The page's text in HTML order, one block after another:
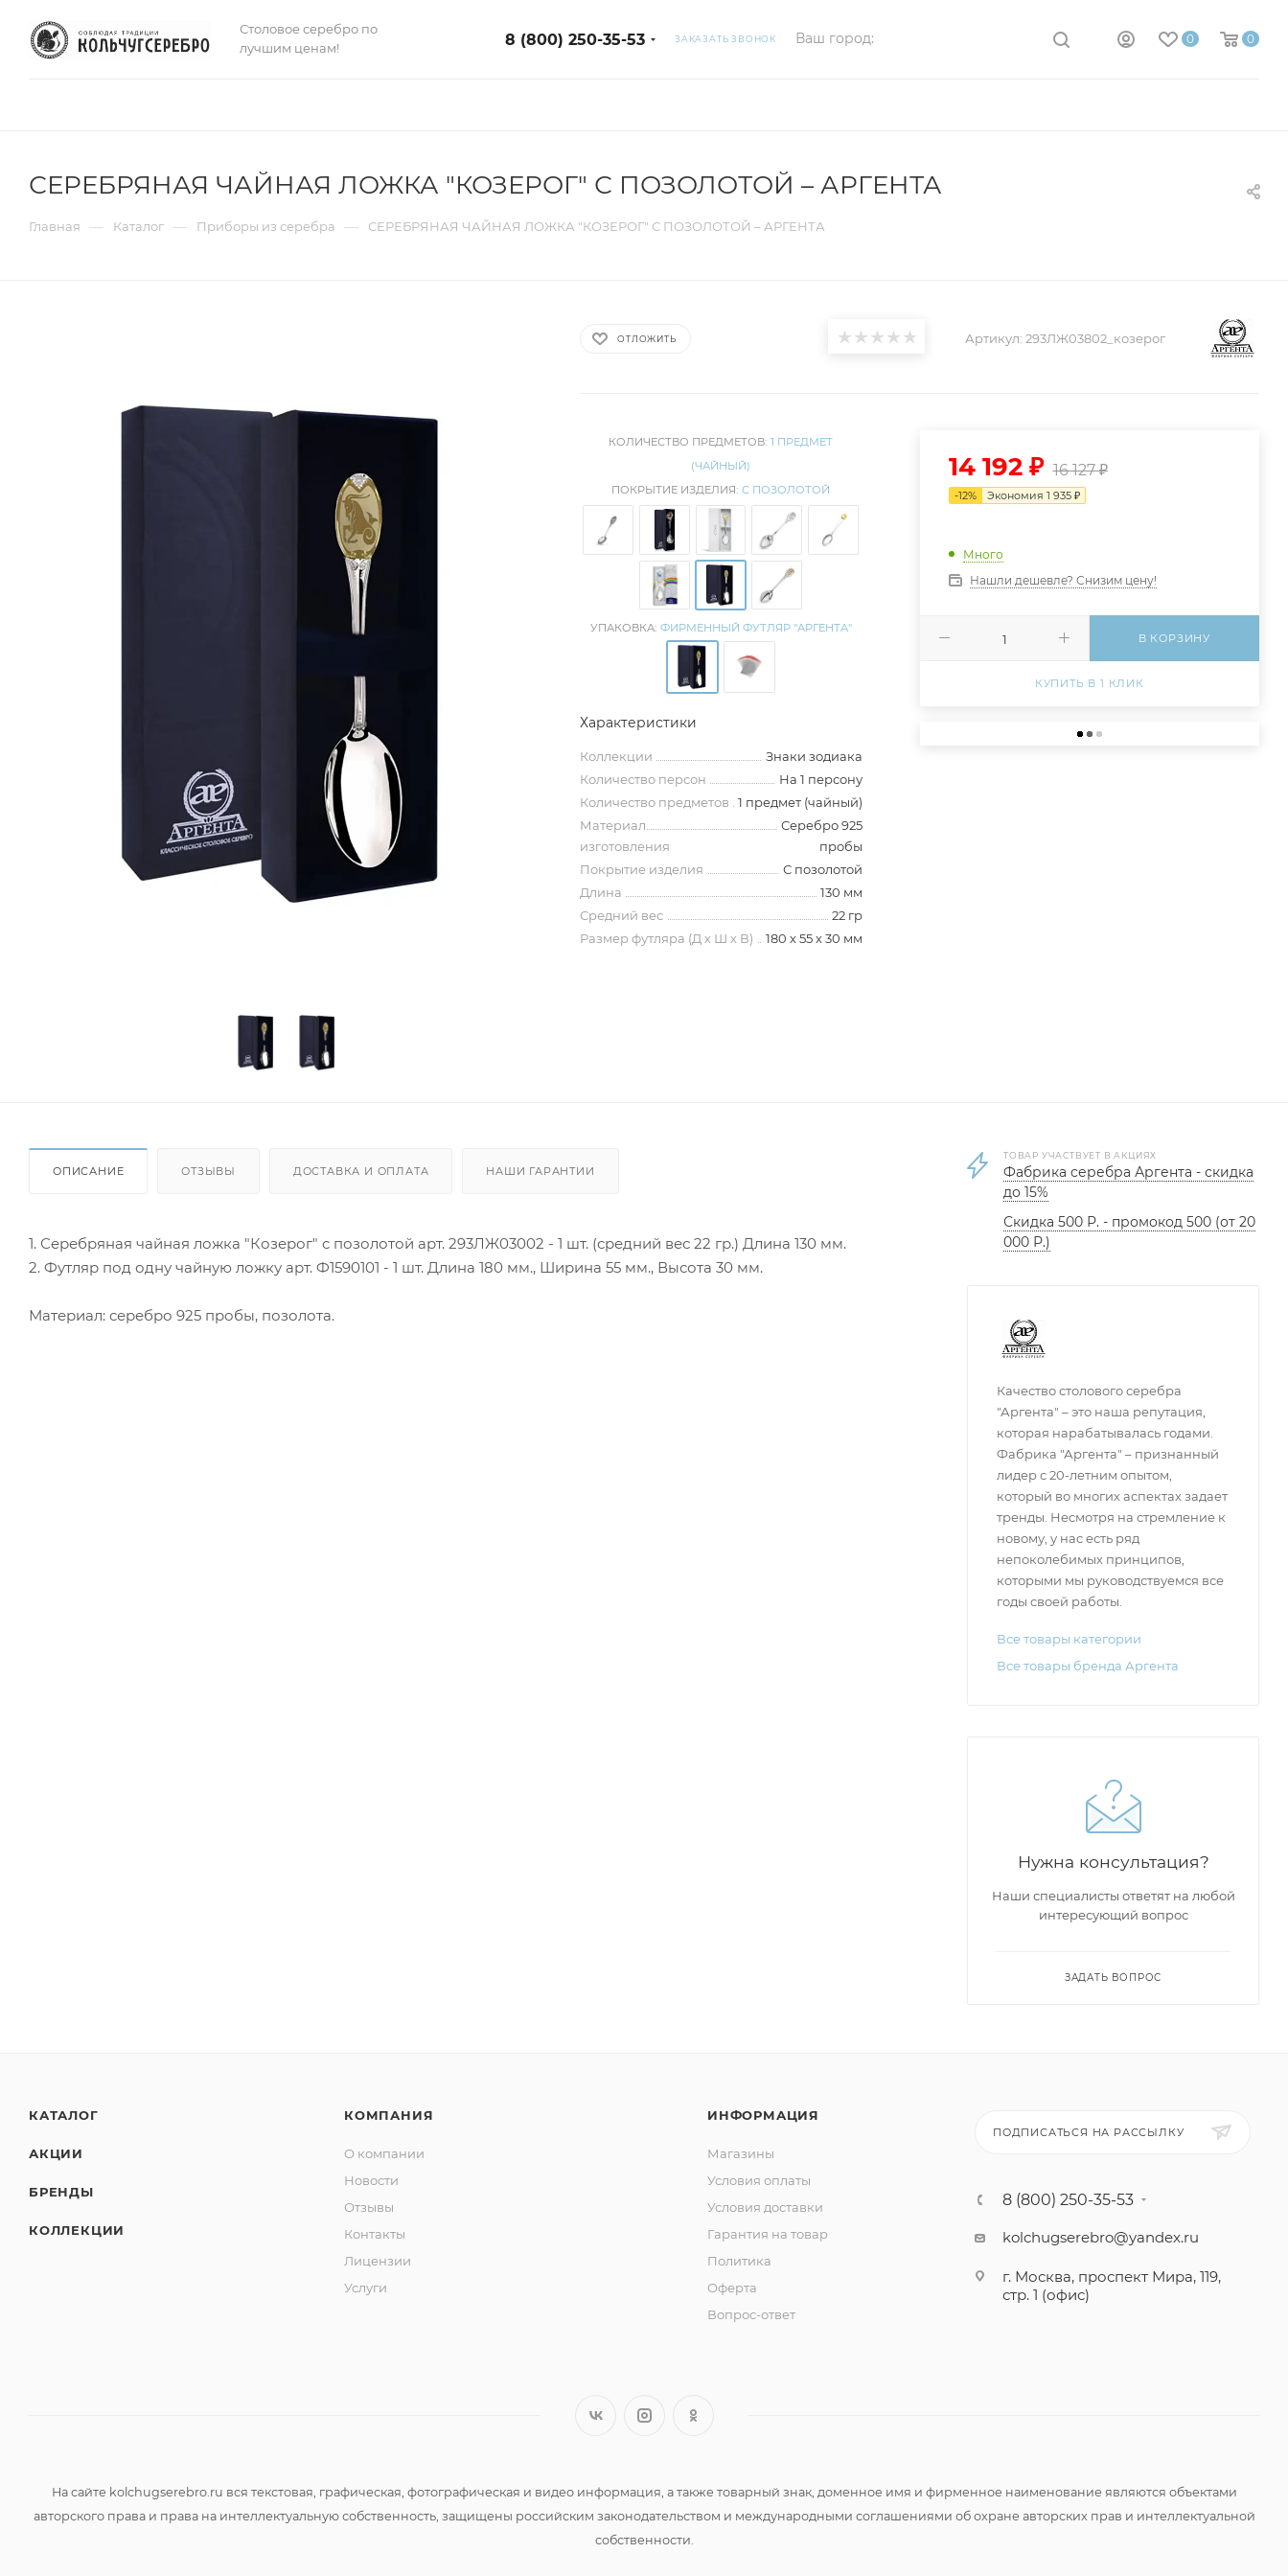
Столовое серебро по
лучшим ценам!
8 (800) 250-35-53 ЗАКАЗАТЬ ЗВОНОК Ваш город: 0 0
СЕРЕБРЯНАЯ ЧАЙНАЯ ЛОЖКА "КОЗЕРОГ" С ПОЗОЛОТОЙ – АРГЕНТА
Главная — Каталог — Приборы из серебра — СЕРЕБРЯНАЯ ЧАЙНАЯ ЛОЖКА "КОЗЕРОГ" С ПОЗОЛОТОЙ – АРГЕНТА
ОТЛОЖИТЬ Артикул: 293ЛЖ03802_козерог
КОЛИЧЕСТВО ПРЕДМЕТОВ: 1 ПРЕДМЕТ
(ЧАЙНЫЙ)
ПОКРЫТИЕ ИЗДЕЛИЯ: С ПОЗОЛОТОЙ
УПАКОВКА: ФИРМЕННЫЙ ФУТЛЯР "АРГЕНТА"
Характеристики
Коллекции
Знаки зодиака
Количество персон
На 1 персону
Количество предметов
1 предмет (чайный)
Материал
изготовления
Серебро 925
пробы
Покрытие изделия
С позолотой
Длина
130 мм
Средний вес
22 гр
Размер футляра (Д х Ш х В)
180 х 55 х 30 мм
14 192₽ 16 127₽
-12% Экономия 1 935₽
Много
Нашли дешевле? Снизим цену!
В КОРЗИНУ
КУПИТЬ В 1 КЛИК
ОПИСАНИЕ ОТЗЫВЫ ДОСТАВКА И ОПЛАТА НАШИ ГАРАНТИИ
1. Серебряная чайная ложка "Козерог" с позолотой арт. 293ЛЖ03002 - 1 шт. (средний вес 22 гр.) Длина 130 мм.
2. Футляр под одну чайную ложку арт. Ф1590101 - 1 шт. Длина 180 мм., Ширина 55 мм., Высота 30 мм.
Материал: серебро 925 пробы, позолота.
ТОВАР УЧАСТВУЕТ В АКЦИЯХ
Фабрика серебра Аргента - скидка
до 15%
Скидка 500 Р. - промокод 500 (от 20
000 Р.)
Качество столового серебра
"Аргента" – это наша репутация,
которая нарабатывалась годами.
Фабрика "Аргента" – признанный
лидер с 20-летним опытом,
который во многих аспектах задает
тренды. Несмотря на стремление к
новому, у нас есть ряд
непоколебимых принципов,
которыми мы руководствуемся все
годы своей работы.
Все товары категории
Все товары бренда Аргента
Нужна консультация?
Наши специалисты ответят на любой
интересующий вопрос
ЗАДАТЬ ВОПРОС
КАТАЛОГ
АКЦИИ
БРЕНДЫ
КОЛЛЕКЦИИ
КОМПАНИЯ
О компании
Новости
Отзывы
Контакты
Лицензии
Услуги
ИНФОРМАЦИЯ
Магазины
Условия оплаты
Условия доставки
Гарантия на товар
Политика
Оферта
Вопрос-ответ
ПОДПИСАТЬСЯ НА РАССЫЛКУ
8 (800) 250-35-53
kolchugserebro@yandex.ru
г. Москва, проспект Мира, 119,
стр. 1 (офис)
На сайте kolchugserebro.ru вся текстовая, графическая, фотографическая и видео информация, а также товарный знак, доменное имя и фирменное наименование являются объектами
авторского права и права на интеллектуальную собственность, защищены российским законодательством и международными соглашениями об охране авторских прав и интеллектуальной
собственности.